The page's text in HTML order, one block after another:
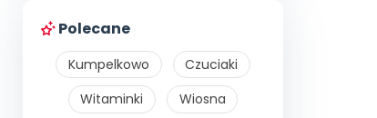
Polecane
Kumpelkowo
Czuciaki
Witaminki
Wiosna